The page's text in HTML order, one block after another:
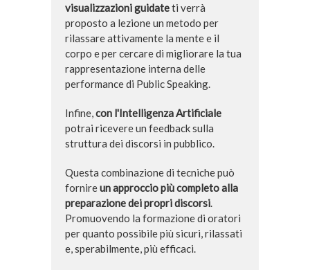
visualizzazioni guidateti verrà
proposto a lezione un metodo per
rilassare attivamente la mente e il
corpo e per cercare di migliorare la tua
rappresentazione interna delle
performance di Public Speaking.
Infine,con l'Intelligenza Artificiale
potrai ricevere un feedback sulla
struttura dei discorsi in pubblico.
Questa combinazione di tecniche può
fornireun approccio più completo alla
preparazione dei propri discorsi.
Promuovendo la formazione di oratori
per quanto possibile più sicuri, rilassati
e, sperabilmente, più efficaci.